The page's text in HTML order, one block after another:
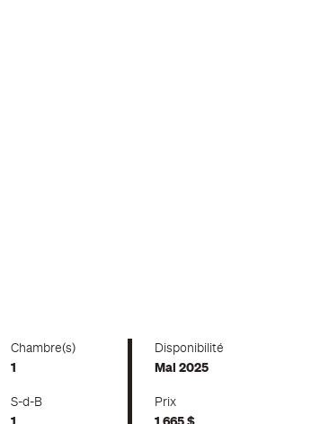
Chambre(s)
1
S-d-B
1
Disponibilité
Mai 2025
Prix
1 665 $